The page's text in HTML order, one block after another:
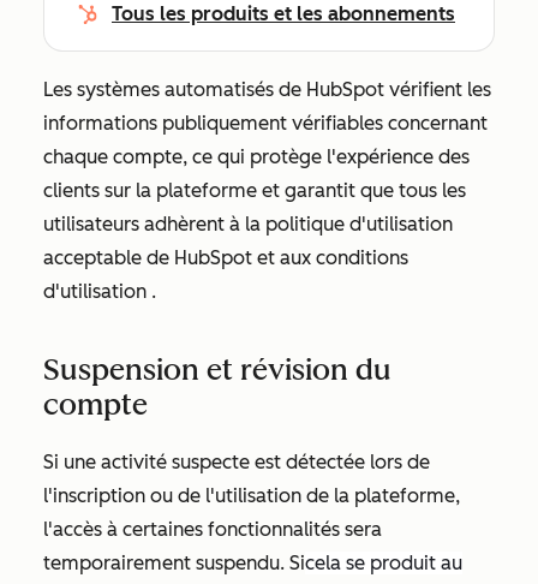
Tous les produits et les abonnements
Les systèmes automatisés de HubSpot vérifient les
informations publiquement vérifiables concernant
chaque compte, ce qui protège l'expérience des
clients sur la plateforme et garantit que tous les
utilisateurs adhèrent à la politique d'utilisation
acceptable de HubSpot et aux conditions
d'utilisation .
Suspension et révision du
compte
Si une activité suspecte est détectée lors de
l'inscription ou de l'utilisation de la plateforme,
l'accès à certaines fonctionnalités sera
temporairement suspendu. Sicela se produit au